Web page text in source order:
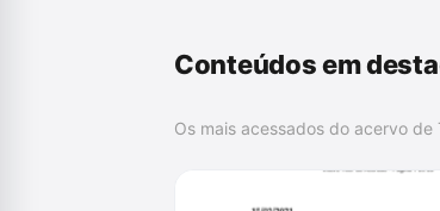
Conteúdos em
Os mais acessados do acervo de